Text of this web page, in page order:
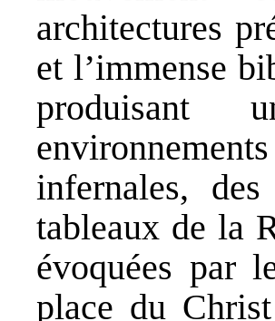
architectures
et l’immense
produisant
infernales,
tableaux de la
évoquées par
place du